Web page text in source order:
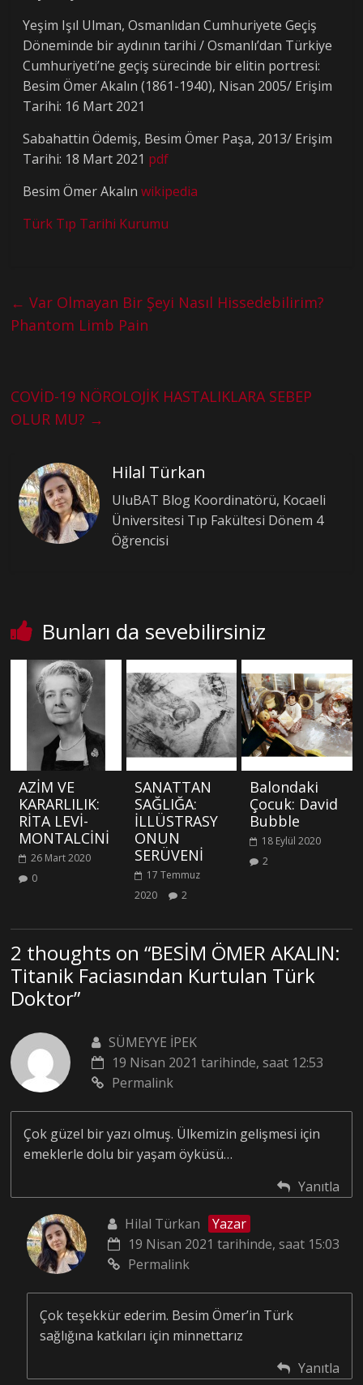
Yeşim Işıl Ulman, Osmanlıdan Cumhuriyete Geçiş
Döneminde bir aydının tarihi / Osmanlı’dan Türkiye
Cumhuriyeti’ne geçiş sürecinde bir elitin portresi:
Besim Ömer Akalın (1861-1940), Nisan 2005/ Erişim
Tarihi: 16 Mart 2021
Sabahattin Ödemiş, Besim Ömer Paşa, 2013/ Erişim
Tarihi: 18 Mart 2021 pdf
Besim Ömer Akalınwikipedia
Türk Tıp Tarihi Kurumu
← Var Olmayan Bir Şeyi Nasıl Hissedebilirim?
Phantom Limb Pain
COVİD-19 NÖROLOJİK HASTALIKLARA SEBEP
OLUR MU? →
Hilal Türkan
UluBAT Blog Koordinatörü, Kocaeli
Üniversitesi Tıp Fakültesi Dönem 4
Öğrencisi
Bunları da sevebilirsiniz
AZİM VE
KARARLILIK:
RİTA LEVİ-
MONTALCİNİ
26 Mart 2020
0
SANATTAN
SAĞLIĞA:
İLLÜSTRASY
ONUN
SERÜVENİ
17 Temmuz
2020
2
Balondaki
Çocuk: David
Bubble
18 Eylül 2020
2
2 thoughts on “BESİM ÖMER AKALIN:
Titanik Faciasından Kurtulan Türk
Doktor”
SÜMEYYE İPEK
19 Nisan 2021 tarihinde, saat 12:53
Permalink
Çok güzel bir yazı olmuş. Ülkemizin gelişmesi için
emeklerle dolu bir yaşam öyküsü…
Yanıtla
Hilal Türkan
Yazar
19 Nisan 2021 tarihinde, saat 15:03
Permalink
Çok teşekkür ederim. Besim Ömer’in Türk
sağlığına katkıları için minnettarız
Yanıtla